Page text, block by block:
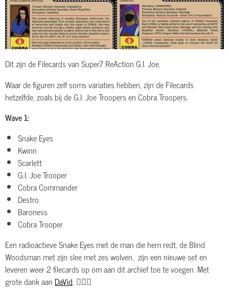
Dit zijn de Filecards van Super7 ReAction G.I. Joe.
Waar de figuren zelf soms variaties hebben, zijn de Filecards
hetzelfde, zoals bij de G.I. Joe Troopers en Cobra Troopers.
Wave 1:
Snake Eyes
Kwinn
Scarlett
G.I. Joe Trooper
Cobra Commander
Destro
Baroness
Cobra Trooper
Een radioactieve Snake Eyes met de man die hem redt, de Blind
Woodsman met zijn slee met zes wolven, zijn een nieuwe set en
leveren weer 2 filecards op om aan dit archief toe te voegen. Met
grote dank aan DaVid. 👌🏽🔥